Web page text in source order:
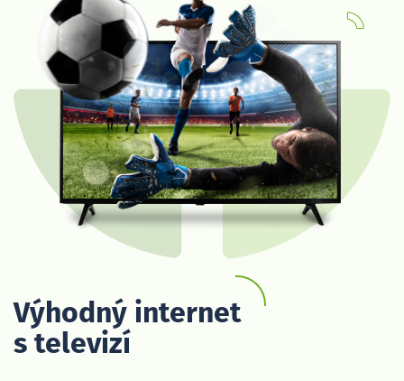
Výhodný internet
s televizí